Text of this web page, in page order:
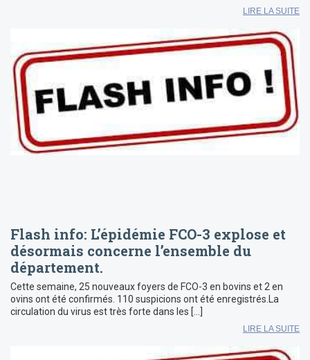
LIRE LA SUITE
Flash info: L’épidémie FCO-3 explose et
désormais concerne l’ensemble du
département.
Cette semaine, 25 nouveaux foyers de FCO-3 en bovins et 2 en
ovins ont été confirmés. 110 suspicions ont été enregistrés.La
circulation du virus est très forte dans les […]
LIRE LA SUITE